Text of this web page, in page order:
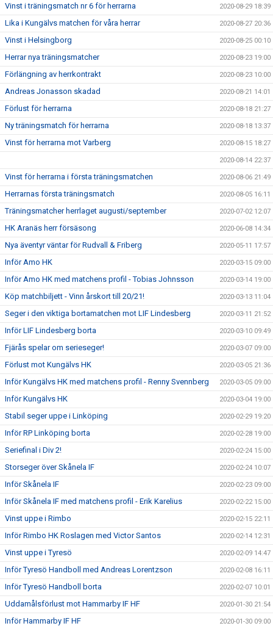
Vinst i träningsmatch nr 6 för herrarna 2020-08-29 18:39
Lika i Kungälvs matchen för våra herrar 2020-08-27 20:36
Vinst i Helsingborg 2020-08-25 00:10
Herrar nya träningsmatcher 2020-08-23 19:00
Förlängning av herrkontrakt 2020-08-23 10:00
Andreas Jonasson skadad 2020-08-21 14:01
Förlust för herrarna 2020-08-18 21:27
Ny träningsmatch för herrarna 2020-08-18 13:37
Vinst för herrarna mot Varberg 2020-08-15 18:27
2020-08-14 22:37
Vinst för herrarna i första träningsmatchen 2020-08-06 21:49
Herrarnas första träningsmatch 2020-08-05 16:11
Träningsmatcher herrlaget augusti/september 2020-07-02 12:07
HK Aranäs herr försäsong 2020-06-08 14:34
Nya äventyr väntar för Rudvall & Friberg 2020-05-11 17:57
Inför Amo HK 2020-03-15 09:00
Inför Amo HK med matchens profil - Tobias Johnsson 2020-03-14 19:00
Köp matchbiljett - Vinn årskort till 20/21! 2020-03-13 11:04
Seger i den viktiga bortamatchen mot LIF Lindesberg 2020-03-11 21:52
Inför LIF Lindesberg borta 2020-03-10 09:49
Fjärås spelar om serieseger! 2020-03-07 09:00
Förlust mot Kungälvs HK 2020-03-05 21:36
Inför Kungälvs HK med matchens profil - Renny Svennberg 2020-03-05 09:00
Inför Kungälvs HK 2020-03-04 19:00
Stabil seger uppe i Linköping 2020-02-29 19:20
Inför RP Linköping borta 2020-02-28 19:00
Seriefinal i Div 2! 2020-02-24 15:00
Storseger över Skånela IF 2020-02-24 10:07
Inför Skånela IF 2020-02-23 09:00
Inför Skånela IF med matchens profil - Erik Karelius 2020-02-22 15:00
Vinst uppe i Rimbo 2020-02-15 22:11
Inför Rimbo HK Roslagen med Victor Santos 2020-02-14 12:31
Vinst uppe i Tyresö 2020-02-09 14:47
Inför Tyresö Handboll med Andreas Lorentzson 2020-02-08 16:11
Inför Tyresö Handboll borta 2020-02-07 10:01
Uddamålsförlust mot Hammarby IF HF 2020-01-30 21:54
Inför Hammarby IF HF 2020-01-30 09:00